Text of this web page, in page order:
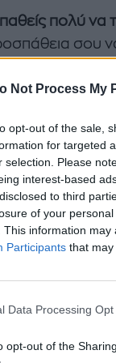
Not Process My
opt-out of the sale,
for targeted
selection. Please
interest-based
to third
of your
This information
Participants that may
Data Processing
opt-out of the
πολύ να
σου
παράγοντα
δώσε
ο τύπος
Εδώ δεν έχει